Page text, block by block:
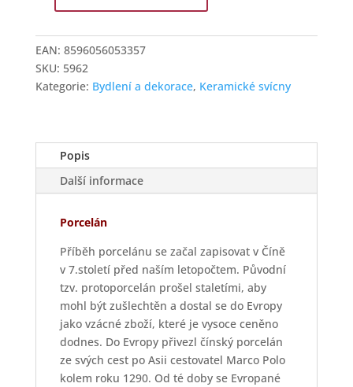
Svícen
na
čajovou
svíčku
cm
zelený
množství
EAN: 8596056053357
SKU: 5962
Kategorie: Bydlení a dekorace, Keramické svícny
Popis
Další informace
Porcelán
Příběh porcelánu se začal zapisovat v Číně
v 7.století před naším letopočtem. Původní
tzv. protoporcelán prošel staletími, aby
mohl být zušlechtěn a dostal se do Evropy
jako vzácné zboží, které je vysoce ceněno
dodnes. Do Evropy přivezl čínský porcelán
ze svých cest po Asii cestovatel Marco Polo
kolem roku 1290. Od té doby se Evropané